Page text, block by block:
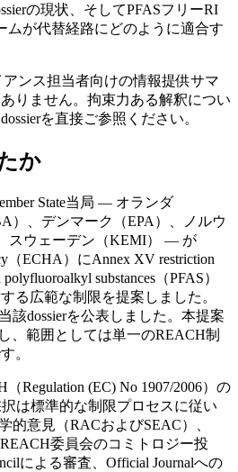
の現状、そしてPFASフリーRI
ムが代替経路にどのように適合す
ンス担当者向けの情報提供サマ
りません。拘束力ある解釈につい
を直接ご参照ください。
か
State当局 — オランダ
）、デンマーク（EPA）、ノルウ
スウェーデン（KEMI） — が
（ECHA）にAnnex XV restriction
substances（PFAS）
る広範な制限を提案しました。
該dossierを公表しました。本提案
、範囲としては単一のREACH制
。
Regulation (EC) No 1907/2006）の
は標準的な制限プロセスに従い
的意見（RACおよびSEAC）、
委員会のコミトロジー投
による審査、Official Journalへの